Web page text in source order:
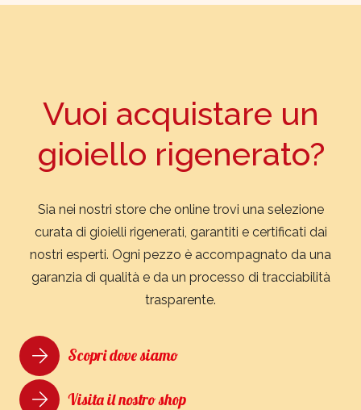
Vuoi acquistare un
gioiello rigenerato?
Sia nei nostri store che online trovi una selezione
curata di gioielli rigenerati, garantiti e certificati dai
nostri esperti. Ogni pezzo è accompagnato da una
garanzia di qualità e da un processo di tracciabilità
trasparente.
Scopri dove siamo
Visita il nostro shop